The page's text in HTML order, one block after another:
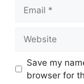
Save my
browser for